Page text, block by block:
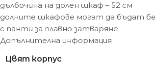
дълбочина на долен шкаф – 52 см
долните шкафове могат да бъдат
с панти за плавно затваряне
Допълнителна информация
Цвят корпус